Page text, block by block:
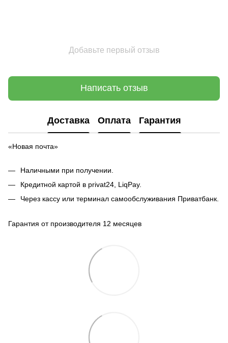
Добавьте первый отзыв
Написать отзыв
Доставка Оплата Гарантия
«Новая почта»
Наличными при получении.
Кредитной картой в privat24, LiqPay.
Через кассу или терминал самообслуживания Приватбанк.
Гарантия от производителя 12 месяцев